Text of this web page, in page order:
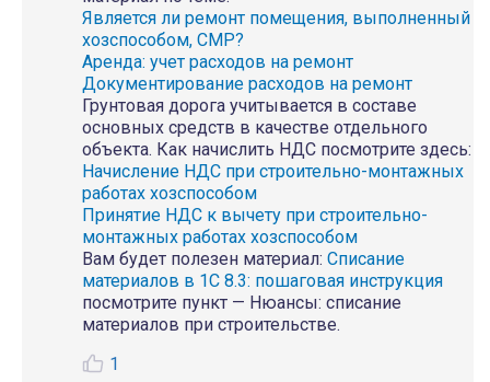
Является ли ремонт помещения, выполненный
хозспособом, СМР?
Аренда: учет расходов на ремонт
Документирование расходов на ремонт
Грунтовая дорога учитывается в составе
основных средств в качестве отдельного
объекта. Как начислить НДС посмотрите здесь:
Начисление НДС при строительно-монтажных
работах хозспособом
Принятие НДС к вычету при строительно-
монтажных работах хозспособом
Вам будет полезен материал: Списание
материалов в 1С 8.3: пошаговая инструкция
посмотрите пункт — Нюансы: списание
материалов при строительстве.
1